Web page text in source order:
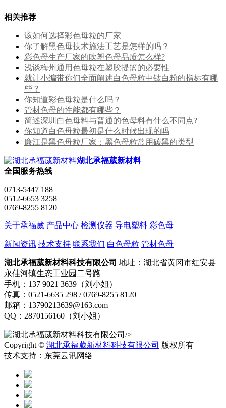
相关推荐
该如何选择彩色母粒的厂家
你了解黑色母技术施法工艺是怎样的吗？
彩色母生产厂家的吹塑色母品质怎么样?
浅谈梅州通用色母粒在塑胶提篮的必要性
就让小编带你们全面阐述白色母粒中钛白粉的指标有哪
些？
你知道彩色母粒是什么吗？
管材色母的性能都有哪些？
简述深圳白色母料与普通的色母料有什么不同点?
你知道白色母粒最初是什么时候出现的吗
廉江是黑色母粒厂家：黑色母粒常用碳黑的类型
湖北承福葳新材料
全国服务热线
0713-5447 188
0512-6653 3258
0769-8255 8120
关于承福葳 产品中心 检测仪器 导电塑料 彩色母
新闻资讯 技术支持 联系我们 白色母粒 管材色母
湖北承福葳新材料科技有限公司 地址：湖北省黄冈市红安县
永佳河镇生态工业园二号路
手机：137 9021 3639（刘小姐）
传真：0521-6635 298 / 0769-8255 8120
邮箱：13790213639@163.com
QQ：2870156160（刘小姐）
/>
Copyright © 湖北承福葳新材料科技有限公司 版权所有
技术支持：东莞云讯网络